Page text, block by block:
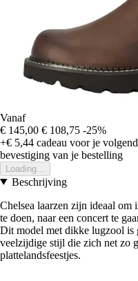
Vanaf
€ 145,00 € 108,75 -25%
+€ 5,44 cadeau voor je
bevestiging van je bestelling
Loading...
Beschrijving
Chelsea laarzen zijn ideaal om
te doen, naar een concert te
Dit model met dikke lugzool is
veelzijdige stijl die zich net zo
plattelandsfeestjes.